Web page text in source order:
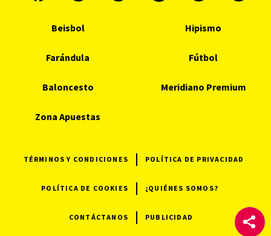
Beisbol Hipismo
Farándula Fútbol
Baloncesto Meridiano Premium
Zona Apuestas
TÉRMINOS Y CONDICIONES POLÍTICA DE PRIVACIDAD
POLÍTICA DE COOKIES ¿QUIÉNES SOMOS?
CONTÁCTANOS PUBLICIDAD